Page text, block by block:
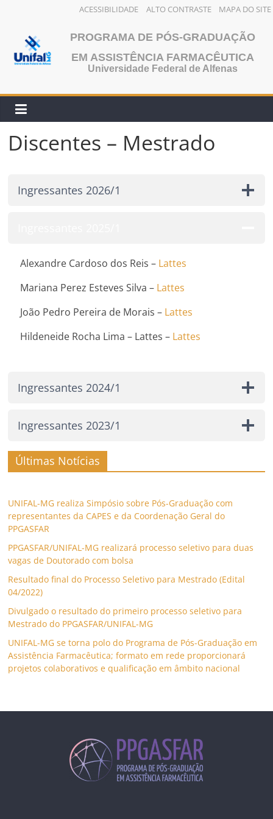
ACESSIBILIDADE ALTO CONTRASTE MAPA DO SITE
PROGRAMA DE PÓS-GRADUAÇÃO
EM ASSISTÊNCIA FARMACÊUTICA
Universidade Federal de Alfenas
Discentes – Mestrado
Ingressantes 2026/1
Alexandre Cardoso dos Reis – Lattes
Mariana Perez Esteves Silva – Lattes
João Pedro Pereira de Morais – Lattes
Hildeneide Rocha Lima – Lattes – Lattes
Ingressantes 2024/1
Ingressantes 2023/1
Últimas Notícias
UNIFAL-MG realiza Simpósio sobre Pós-Graduação com
representantes da CAPES e da Coordenação Geral do
PPGASFAR
PPGASFAR/UNIFAL-MG realizará processo seletivo para duas
vagas de Doutorado com bolsa
Resultado final do Processo Seletivo para Mestrado (Edital
04/2022)
Divulgado o resultado do primeiro processo seletivo para
Mestrado do PPGASFAR/UNIFAL-MG
UNIFAL-MG se torna polo do Programa de Pós-Graduação em
Assistência Farmacêutica; formato em rede proporcionará
projetos colaborativos e qualificação em âmbito nacional